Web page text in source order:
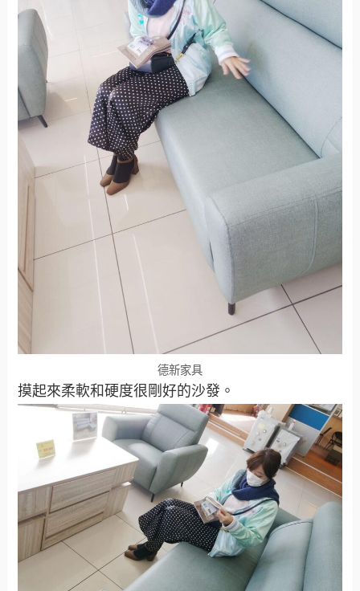
德新家具
摸起來柔軟和硬度很剛好的沙發。